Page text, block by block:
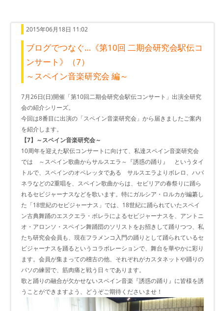
2015年06月18日 11:02
ブログでつなぐ…《第10回 二期会研究会駅伝コ
ンサート》（7）
～スペイン音楽研究会 編～
7月26日(日)開催「第10回二期会研究会駅伝コンサート」出演全研究
会の紹介シリーズ。
今回は8番目に出演の「スペイン音楽研究会」から届きましたご案内
を紹介します。
【7】～スペイン音楽研究会～
10周年を迎えた駅伝コンサートに向けて、私達スペイン音楽研究会
では ～スペイン歌曲からサルスエラ～『誘惑の踊り』 というタイ
トルで、スペインのオペレッタである サルスエラよりボレロ、ハバ
ネラなどの2重唱を、スペイン歌曲からは、セビリアの春祭りに踊ら
れるセビジャーナスなどを歌います。特にガルシア・ロルカが編纂し
た「18世紀のセビジャーナス」では、18世紀に踊られていたスペイ
ン古典舞踊のエスクエラ・ボレラによるセビジャーナスを、アントニ
オ・アロンソ・スペイン舞踊団のソリストをお招きして踊りつつ、私
たち研究会会員も、現在フラメンコ入門の踊りとして踊られているセ
ビジャーナスを踊るというコラボレーションで、舞台を華やかに彩り
ます。会員が集まっての稽古の他、それぞれがカスタネットや踊りの
パソの練習で、筋肉痛と戦う日々であります。
歌と踊りの融合が欠かせないスペイン音楽『誘惑の踊り』に皆様を誘
うことができますよう、どうぞご期待くださいませ！